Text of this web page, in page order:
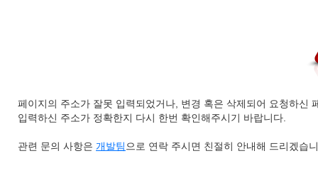
페이지의 주소가 잘못 입력되었거나, 변경 혹은 삭제되어 요청하신
입력하신 주소가 정확한지 다시 한번 확인해주시기 바랍니다.
관련 문의 사항은 개발팀 으로 연락 주시면 친절히 안내해 드리겠습